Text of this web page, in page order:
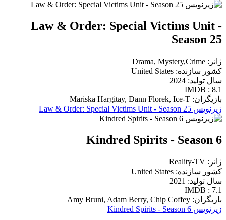
Law & Order: Special Victims Unit -
Season 25
ژانر: Drama, Mystery,Crime
کشور سازنده: United States
سال تولید: 2024
IMDB : 8.1
بازیگران: Mariska Hargitay, Dann Florek, Ice-T
زیرنویس Law & Order: Special Victims Unit - Season 25
Kindred Spirits - Season 6
ژانر: Reality-TV
کشور سازنده: United States
سال تولید: 2021
IMDB : 7.1
بازیگران: Amy Bruni, Adam Berry, Chip Coffey
زیرنویس Kindred Spirits - Season 6